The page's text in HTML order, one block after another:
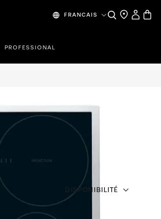
FRANCAIS Recherche
MesPanier
PROFESSIONAL
DISPONIBILITÉ